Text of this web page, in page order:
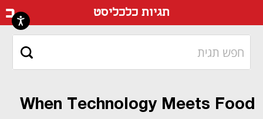
תגיות כלכליסט
When Technology Meets Food